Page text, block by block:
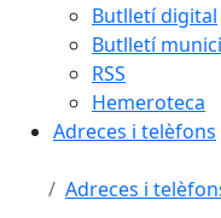
Butlletí digital
Butlletí
RSS
Hemeroteca
Adreces i telèfons
Adreces i